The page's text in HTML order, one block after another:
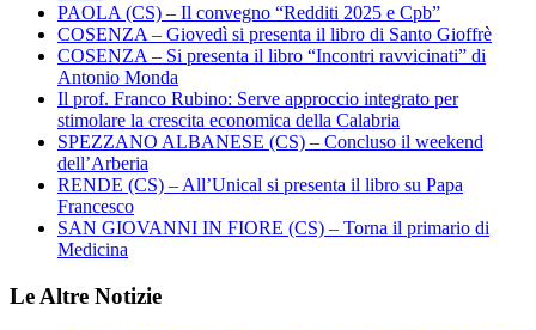
PAOLA (CS) – Il convegno “Redditi 2025 e Cpb”
COSENZA – Giovedì si presenta il libro di Santo Gioffrè
COSENZA – Si presenta il libro “Incontri ravvicinati” di
Antonio Monda
Il prof. Franco Rubino: Serve approccio integrato per
stimolare la crescita economica della Calabria
SPEZZANO ALBANESE (CS) – Concluso il weekend
dell’Arberia
RENDE (CS) – All’Unical si presenta il libro su Papa
Francesco
SAN GIOVANNI IN FIORE (CS) – Torna il primario di
Medicina
Le Altre Notizie